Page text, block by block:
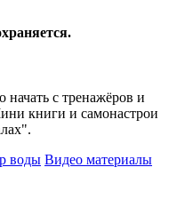
с тренажёров и
книги и самонастрои
воды Видео материалы